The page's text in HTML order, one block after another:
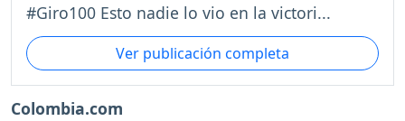
#Giro100 Esto nadie lo vio en la victori...
Ver publicación completa
Colombia.com